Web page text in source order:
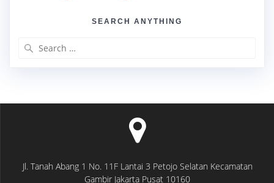
SEARCH ANYTHING
Jl. Tanah Abang 1 No. 11F Lantai 3 Petojo Selatan Kecamatan
Gambir Jakarta Pusat 10160